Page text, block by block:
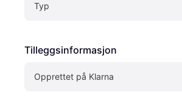
Typ
Tilleggsinformasjon
Opprettet på Klarna